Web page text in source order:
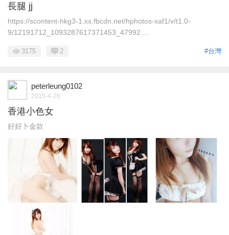
長腿 jj
https://scontent-hkg3-1.xx.fbcdn.net/hphotos-xaf1/v/t1.0-
9/12191712_1093287617371453_47992 ...
#台灣
3175 2
peterleung0102
2015-4-26
香港小色女
好好卜金款